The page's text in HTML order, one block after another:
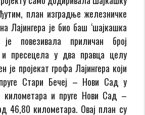
план изградње железничке
Лајингера је био баш ‘шајкашка
је повезивала приличан број
пресецела у два правца целу
је пројекат грофа Лајингера који
Стари Бечеј – Нови Сад у
и пруге Нови Сад –
46,80 километара. Овај план су